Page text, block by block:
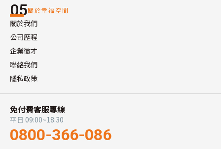
05關於幸福空間
關於我們
公司歷程
企業徵才
聯絡我們
隱私政策
免付費客服專線
平日 09:00~18:30
0800-366-086